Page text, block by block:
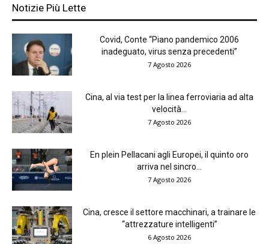
Notizie Più Lette
Covid, Conte “Piano pandemico 2006
inadeguato, virus senza precedenti”
7 Agosto 2026
Cina, al via test per la linea ferroviaria ad alta
velocità...
7 Agosto 2026
En plein Pellacani agli Europei, il quinto oro
arriva nel sincro...
7 Agosto 2026
Cina, cresce il settore macchinari, a trainare le
“attrezzature intelligenti”
6 Agosto 2026